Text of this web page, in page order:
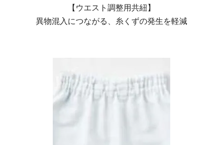
【ウエスト調整用共紐】
異物混入につながる、糸くずの発生を軽減